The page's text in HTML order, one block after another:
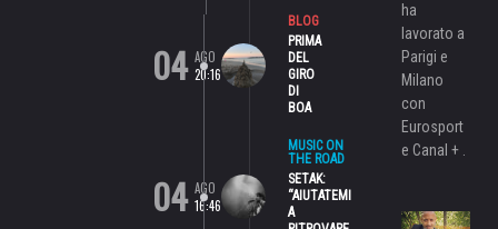
04 AGO
20:16
BLOG
PRIMA
DEL
GIRO
DI
BOA
04 AGO
16:46
MUSIC ON
THE ROAD
SETAK:
“AIUTATEMI
A
ha
lavorato a
Parigi e
Milano
con
Eurosport
e Canal + .